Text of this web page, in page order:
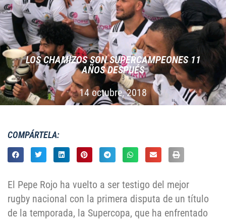
LOS CHAMIZOS SON SUPERCAMPEONES 11
AÑOS DESPUÉS
14 octubre, 2018
COMPÁRTELA:
El Pepe Rojo ha vuelto a ser testigo del mejor
rugby nacional con la primera disputa de un título
de la temporada, la Supercopa, que ha enfrentado